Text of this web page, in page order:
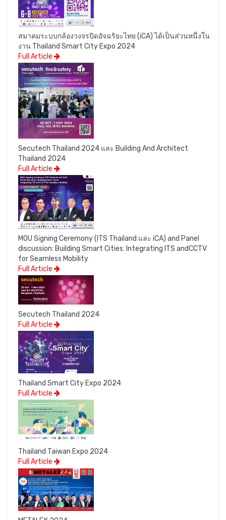
สมาคมระบบกล้องวงจรปิดอัจฉริยะไทย (iCA) ได้เป็นส่วนหนึ่งใน
งาน Thailand Smart City Expo 2024
Full Article
Secutech Thailand 2024 และ Building And Architect
Thailand 2024
Full Article
MOU Signing Ceremony (ITS Thailand และ iCA) and Panel
discussion: Building Smart Cities: Integrating ITS andCCTV
for Seamless Mobility
Full Article
Secutech Thailand 2024
Full Article
Thailand Smart City Expo 2024
Full Article
Thailand Taiwan Expo 2024
Full Article